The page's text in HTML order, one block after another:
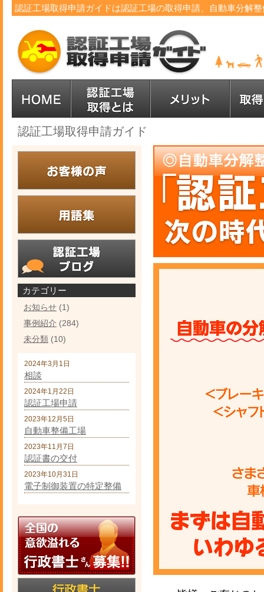
認証工場取得申請ガイドは認証工場の取得申請、自動車分解
認証工場取得申請ガイド
カテゴリー
お知らせ (1)
事例紹介 (284)
未分類 (10)
2024年3月1日
相談
2024年1月22日
認証工場申請
2023年12月5日
自動車整備工場
2023年11月7日
認証書の交付
2023年10月31日
電子制御装置の特定整備